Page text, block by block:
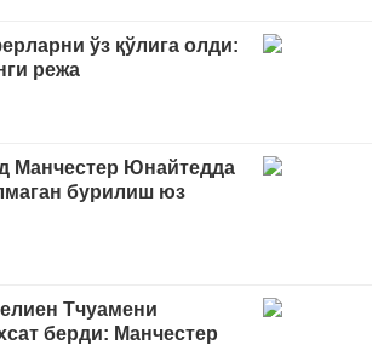
ўз қўлига олди:
режа
Манчестер Юнайтедда
бурилиш юз
Тчуамени
берди: Манчестер